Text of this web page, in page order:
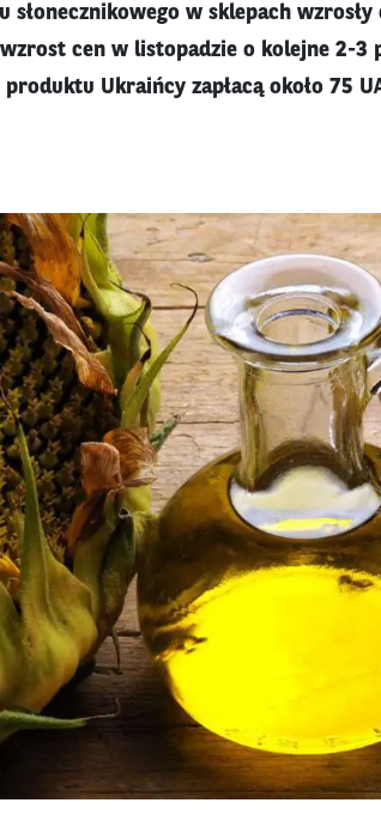
słonecznikowego w sklepach
cen w listopadzie o kolejne 2-3
Ukraińcy zapłacą około 75